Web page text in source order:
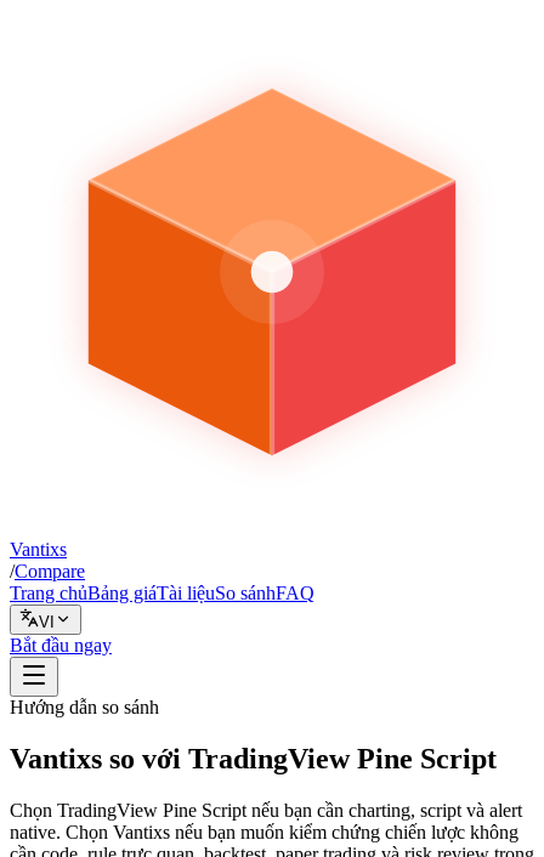
Vantixs
/Compare
Trang chủBảng giáTài liệuSo sánhFAQ
VI
Bắt đầu ngay
Hướng dẫn so sánh
Vantixs so với TradingView Pine Script
Chọn TradingView Pine Script nếu bạn cần charting, script và alert
native. Chọn Vantixs nếu bạn muốn kiểm chứng chiến lược không